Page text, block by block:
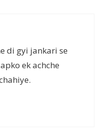
di gyi jankari se
ek achche